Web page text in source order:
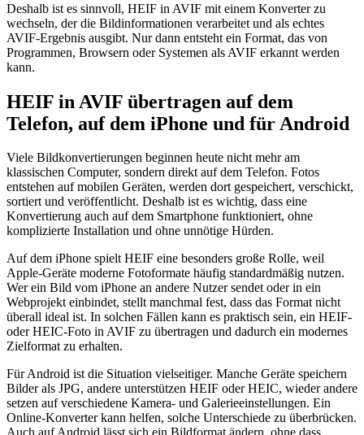
Deshalb ist es sinnvoll, HEIF in AVIF mit einem Konverter zu
wechseln, der die Bildinformationen verarbeitet und als echtes
AVIF-Ergebnis ausgibt. Nur dann entsteht ein Format, das von
Programmen, Browsern oder Systemen als AVIF erkannt werden
kann.
HEIF in AVIF übertragen auf dem
Telefon, auf dem iPhone und für Android
Viele Bildkonvertierungen beginnen heute nicht mehr am
klassischen Computer, sondern direkt auf dem Telefon. Fotos
entstehen auf mobilen Geräten, werden dort gespeichert, verschickt,
sortiert und veröffentlicht. Deshalb ist es wichtig, dass eine
Konvertierung auch auf dem Smartphone funktioniert, ohne
komplizierte Installation und ohne unnötige Hürden.
Auf dem iPhone spielt HEIF eine besonders große Rolle, weil
Apple-Geräte moderne Fotoformate häufig standardmäßig nutzen.
Wer ein Bild vom iPhone an andere Nutzer sendet oder in ein
Webprojekt einbindet, stellt manchmal fest, dass das Format nicht
überall ideal ist. In solchen Fällen kann es praktisch sein, ein HEIF-
oder HEIC-Foto in AVIF zu übertragen und dadurch ein modernes
Zielformat zu erhalten.
Für Android ist die Situation vielseitiger. Manche Geräte speichern
Bilder als JPG, andere unterstützen HEIF oder HEIC, wieder andere
setzen auf verschiedene Kamera- und Galerieeinstellungen. Ein
Online-Konverter kann helfen, solche Unterschiede zu überbrücken.